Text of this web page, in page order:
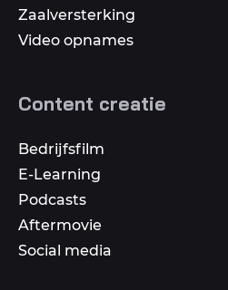
Zaalversterking
Video opnames
Content creatie
Bedrijfsfilm
E-Learning
Podcasts
Aftermovie
Social media